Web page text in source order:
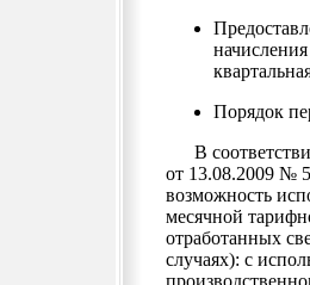
Порядок
В
от 13.08.2009 №
возможность
месячной
отработанных
случаях): с